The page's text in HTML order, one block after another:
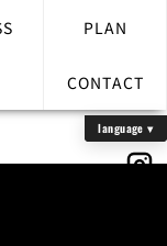
PLAN
CONTACT
ますか？